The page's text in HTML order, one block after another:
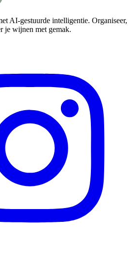
AI-gestuurde intelligentie. Organiseer,
je wijnen met gemak.